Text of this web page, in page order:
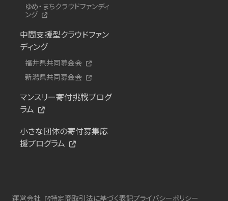
ゆめ・まちクラウドファンディ
ング
中間支援型クラウドファン
ディング
福井県共同募金会
新潟県共同募金会
マンスリー寄付挑戦プログ
ラム
小さな団体の寄付募集応
援プログラム
運営会社 特定商取引法に基づく表記プライバシーポリシー